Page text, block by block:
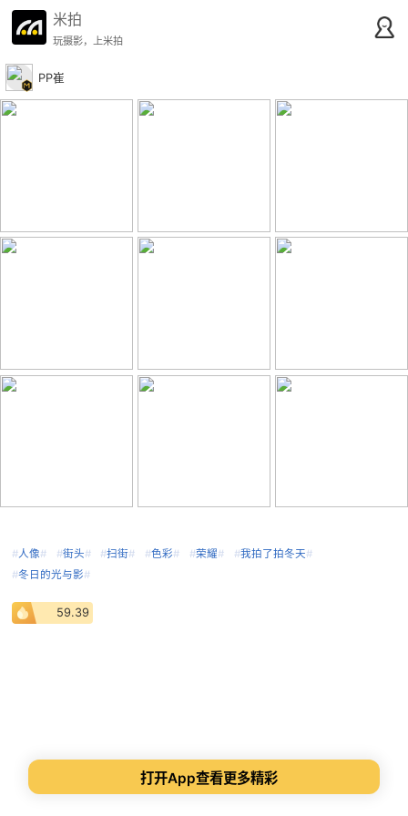
米拍
玩摄影，上米拍
PP崔
#人像# #街头# #扫街# #色彩# #荣耀# #我拍了拍冬天#
#冬日的光与影#
59.39
打开App查看更多精彩